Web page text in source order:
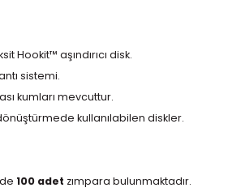
Hookit™ aşındırıcı disk.
sistemi.
kumları mevcuttur.
kullanılabilen diskler.
100 adet zımpara bulunmaktadır.